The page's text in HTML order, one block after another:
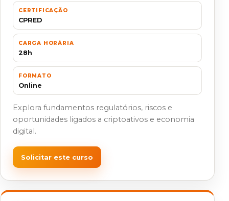
CERTIFICAÇÃO
CPRED
CARGA HORÁRIA
28h
FORMATO
Online
Explora fundamentos regulatórios, riscos e
oportunidades ligados a criptoativos e economia
digital.
Solicitar este curso